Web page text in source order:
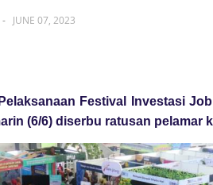
- JUNE 07, 2023
Pelaksanaan Festival Investasi
(6/6) diserbu ratusan pelamar